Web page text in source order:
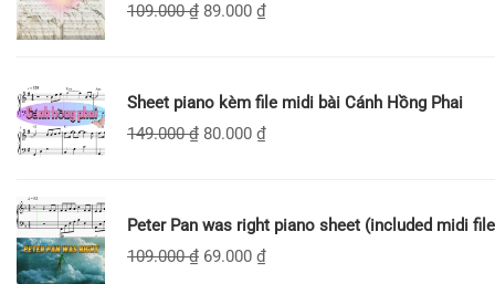
109.000₫ 89.000 ₫
Sheet piano kèm file midi bài Cánh Hồng Phai
149.000₫ 80.000 ₫
Peter Pan was right piano sheet (included midi
109.000₫ 69.000 ₫